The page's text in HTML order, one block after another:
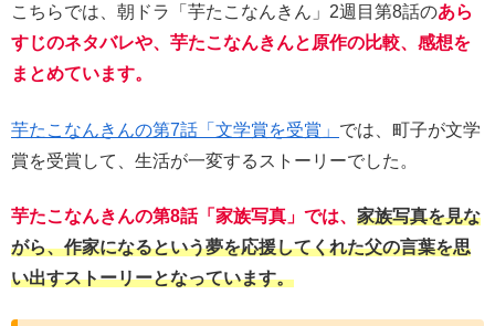
こちらでは、朝ドラ「芋たこなんきん」2週目第8話のあら
すじのネタバレや、芋たこなんきんと原作の比較、感想を
まとめています。
芋たこなんきんの第7話「文学賞を受賞」 では、町子が文学
賞を受賞して、生活が一変するストーリーでした。
芋たこなんきんの第8話「家族写真」では、 家族写真を見な
がら、作家になるという夢を応援してくれた父の言葉を思
い出すストーリーとなっています。